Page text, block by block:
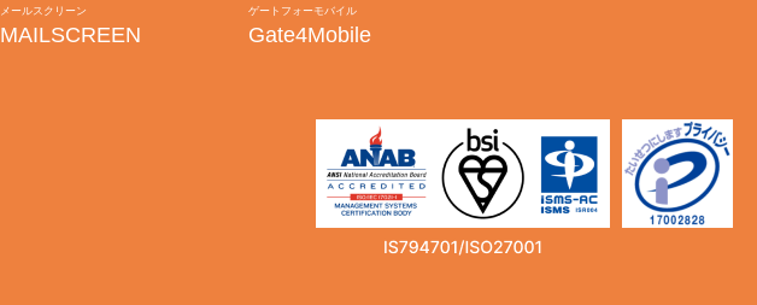
メールスクリーン
MAILSCREEN
ゲートフォーモバイル
Gate4Mobile